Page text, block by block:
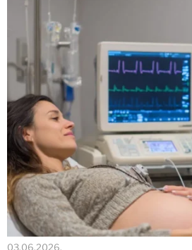
03.06.2026.